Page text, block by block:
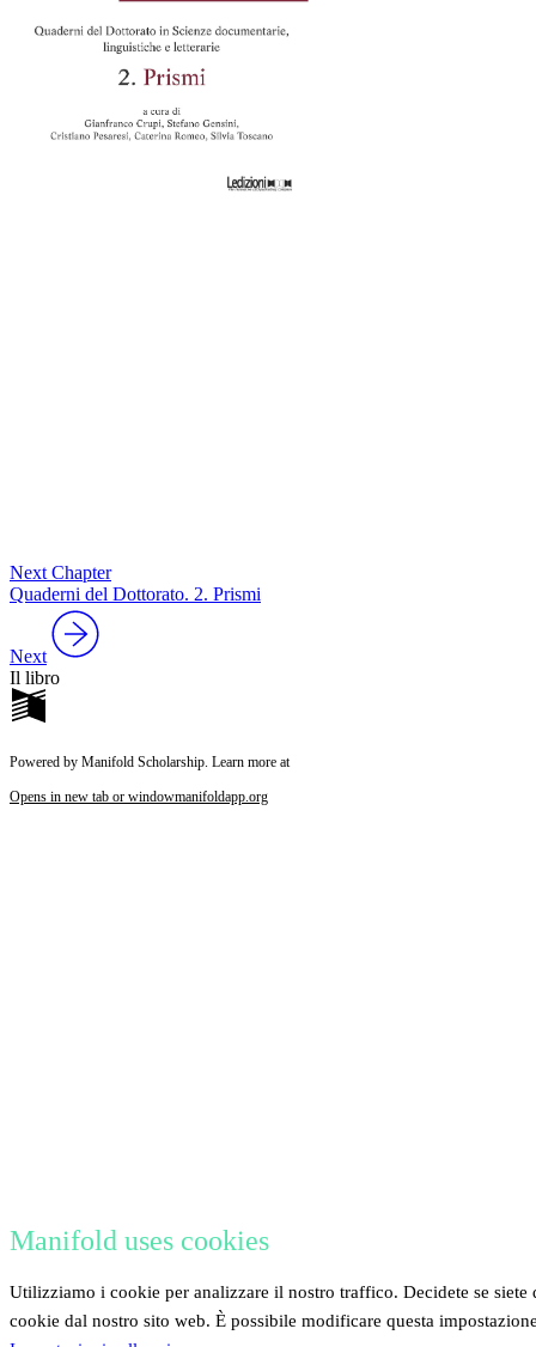
Next Chapter
Quaderni del Dottorato. 2. Prismi
Next
Il libro
Powered by Manifold Scholarship. Learn more at
Opens in new tab or windowmanifoldapp.org
Manifold uses cookies
Utilizziamo i cookie per analizzare il nostro traffico. Decidete se siete
cookie dal nostro sito web. È possibile modificare questa